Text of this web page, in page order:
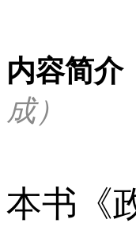
内容简介
成）
本书《